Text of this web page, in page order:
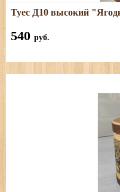
Размеры: высота (с
Туес Д10 высокий
540 руб.